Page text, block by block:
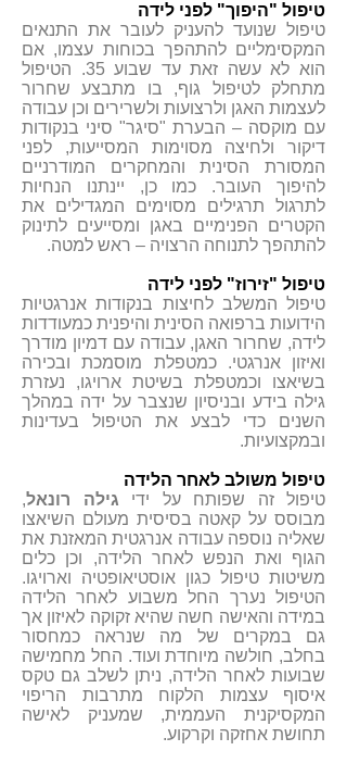
טיפול "היפוך" לפני לידה
טיפול שנועד להעניק לעובר את התנאים
המקסימליים להתהפך בכוחות עצמו, אם
הוא לא עשה זאת עד שבוע 35. הטיפול
מתחלק לטיפול גוף, בו מתבצע שחרור
לעצמות האגן ולרצועות ולשרירים וכן עבודה
עם מוקסה – הבערת "סיגר" סיני בנקודות
דיקור ולחיצה מסוימות המסייעות, לפני
המסורת הסינית והמחקרים המודרניים
להיפוך העובר. כמו כן, יינתנו הנחיות
לתרגול תרגילים מסוימים המגדילים את
הקטרים הפנימיים באגן ומסייעים לתינוק
להתהפך לתנוחה הרצויה – ראש למטה.
טיפול "זירוז" לפני לידה
טיפול המשלב לחיצות בנקודות אנרגטיות
הידועות ברפואה הסינית והיפנית כמעודדות
לידה, שחרור האגן, עבודה עם דמיון מודרך
ואיזון אנרגטי. כמטפלת מוסמכת ובכירה
בשיאצו וכמטפלת בשיטת ארויגו, נעזרת
גילה בידע ובניסיון שנצבר על ידה במהלך
השנים כדי לבצע את הטיפול בעדינות
ובמקצועיות.
טיפול משולב לאחר הלידה
טיפול זה שפותח על ידי גילה רונאל,
מבוסס על קאטה בסיסית מעולם השיאצו
שאליה נוספה עבודה אנרגטית המאזנת את
הגוף ואת הנפש לאחר הלידה, וכן כלים
משיטות טיפול כגון אוסטיאופטיה וארויגו.
הטיפול נערך החל משבוע לאחר הלידה
במידה והאישה חשה שהיא זקוקה לאיזון אך
גם במקרים של מה שנראה כמחסור
בחלב, חולשה מיוחדת ועוד. החל מחמישה
שבועות לאחר הלידה, ניתן לשלב גם טקס
איסוף עצמות הלקוח מתרבות הריפוי
המקסיקנית העממית, שמעניק לאישה
תחושת אחזקה וקרקוע.